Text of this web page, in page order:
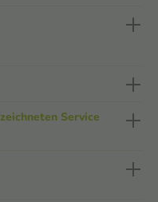
Service